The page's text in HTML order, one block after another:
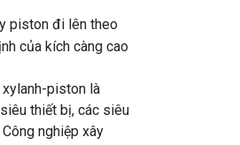
piston đi lên theo
của kích càng cao
xylanh-piston là
thiết bị, các siêu
nghiệp xây